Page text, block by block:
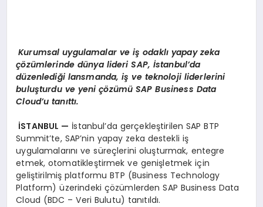
Kurumsal uygulamalar ve iş odaklı yapay zeka
çözümlerinde dünya lideri SAP, İstanbul’da
düzenlediği lansmanda, iş ve teknoloji liderlerini
buluşturdu ve yeni çözümü SAP Business Data
Cloud’u tanıttı.
İSTANBUL — İstanbul’da gerçekleştirilen SAP BTP
Summit’te, SAP’nin yapay zeka destekli iş
uygulamalarını ve süreçlerini oluşturmak, entegre
etmek, otomatikleştirmek ve genişletmek için
geliştirilmiş platformu BTP (Business Technology
Platform) üzerindeki çözümlerden SAP Business Data
Cloud (BDC – Veri Bulutu) tanıtıldı.